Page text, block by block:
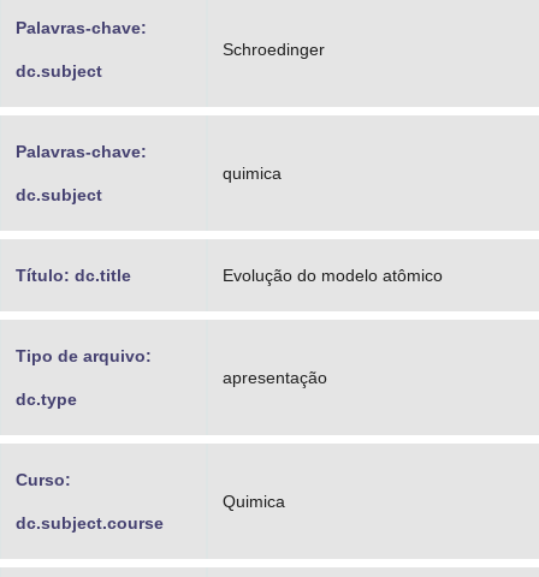
Palavras-chave:
dc.subject
Schroedinger
Palavras-chave:
dc.subject
quimica
Título: dc.title Evolução do modelo atômico
Tipo de arquivo:
dc.type
apresentação
Curso:
dc.subject.course
Quimica